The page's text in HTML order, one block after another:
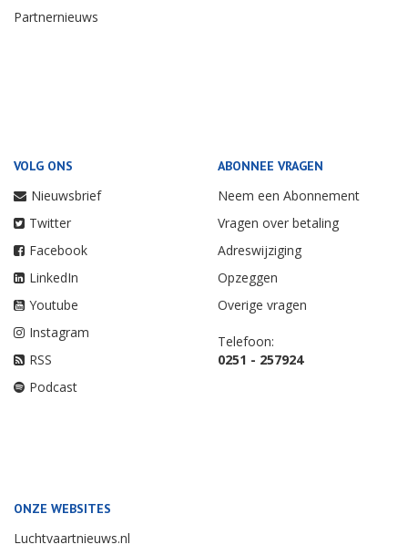
Partnernieuws
VOLG ONS
Nieuwsbrief
Twitter
Facebook
LinkedIn
Youtube
Instagram
RSS
Podcast
ABONNEE VRAGEN
Neem een Abonnement
Vragen over betaling
Adreswijziging
Opzeggen
Overige vragen
Telefoon:
0251 - 257924
ONZE WEBSITES
Luchtvaartnieuws.nl